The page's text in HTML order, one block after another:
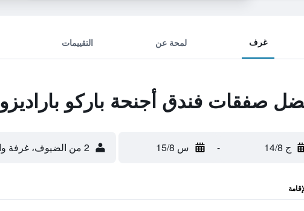
غرف لمحة عن التقييمات
صفقات فندق أجنحة باركو باراديزو
ج 14/8 - س 15/8 2 من الضيوف، غرفة واحدة